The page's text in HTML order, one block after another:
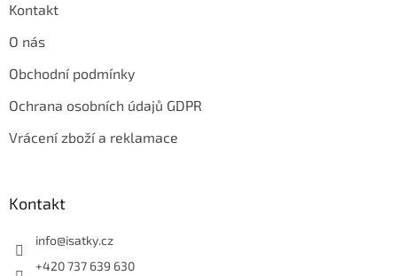
Kontakt
O nás
Obchodní podmínky
Ochrana osobních údajů GDPR
Vrácení zboží a reklamace
Kontakt
info@isatky.cz
+420 737 639 630